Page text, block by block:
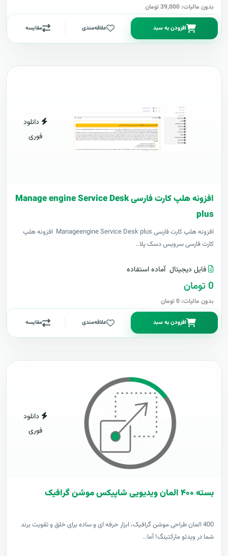
بدون مالیات: 39,000 تومان
افزودن به سبد علاقه‌مندی مقایسه
دانلود
فوری
افزونه هلپ کارت فارسی Manage engine Service Desk
plus
افزونه هلپ کارت فارسی Manageengine Service Desk plus افزونه هلپ
کارت فارسی سرویس دسک پلا..
فایل دیجیتال آماده استفاده
0 تومان
بدون مالیات: 0 تومان
افزودن به سبد علاقه‌مندی مقایسه
دانلود
فوری
بسته ۴۰۰ المان ویدیویی شاپیکس موشن گرافیک
400 المان طراحی موشن گرافیک، ابزار حرفه ای و ساده برای خلق و تقویت برند
شما در ویدئو مارکتینگ! آما..